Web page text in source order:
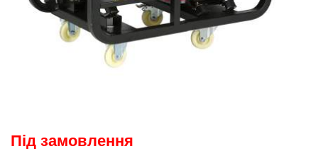
Під замовлення